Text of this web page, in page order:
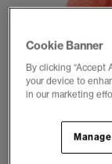
Cookie Banner
By clicking “Accept
your device to
in our marketing